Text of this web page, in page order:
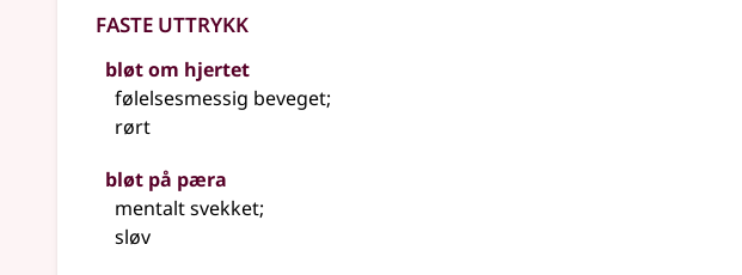
Faste uttrykk
bløt om hjertet
følelsesmessig beveget;
rørt
bløt på pæra
mentalt svekket;
sløv